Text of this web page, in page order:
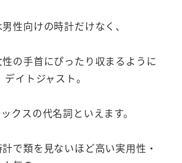
性向けの時計だけなく、
の手首にぴったり収まるように
イトジャスト。
クスの代名詞といえます。
で類を見ないほど高い実用性・